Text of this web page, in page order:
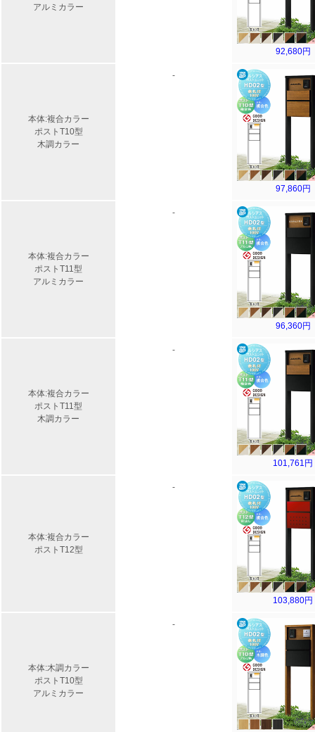
アルミカラー
92,680円
本体:複合カラー
ポストT10型
木調カラー
-
97,860円
本体:複合カラー
ポストT11型
アルミカラー
-
96,360円
本体:複合カラー
ポストT11型
木調カラー
-
101,761円
本体:複合カラー
ポストT12型
-
103,880円
本体:木調カラー
ポストT10型
アルミカラー
-